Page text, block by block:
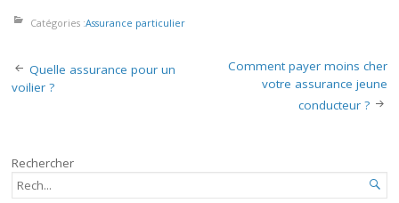
Catégories :Assurance particulier
Navigation
des
Quelle assurance pour un
voilier ?
Comment payer moins cher
votre assurance jeune
conducteur ?
Rechercher
RECHERCHER...
